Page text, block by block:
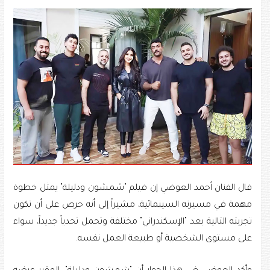
قال الفنان أحمد العوضي إن فيلم "شمشون ودليلة" يمثل خطوة
مهمة في مسيرته السينمائية، مشيراً إلى أنه حرص على أن تكون
تجربته التالية بعد "الإسكندراني" مختلفة وتحمل تحدياً جديداً، سواء
على مستوى الشخصية أو طبيعة العمل نفسه.